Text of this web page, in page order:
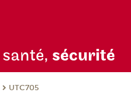
santé, sécurité
UTC705